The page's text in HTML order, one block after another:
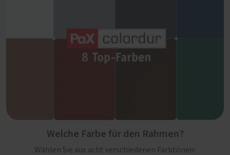
Welche Farbe für den Rahmen?
Wählen Sie aus acht verschiedenen Farbtönen: